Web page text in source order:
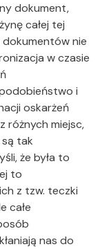
dokument,
całej tej
dokumentów nie
w czasie
i
oskarżeń
różnych miejsc,
tak
że była to
to
z tzw. teczki
całe
nas do